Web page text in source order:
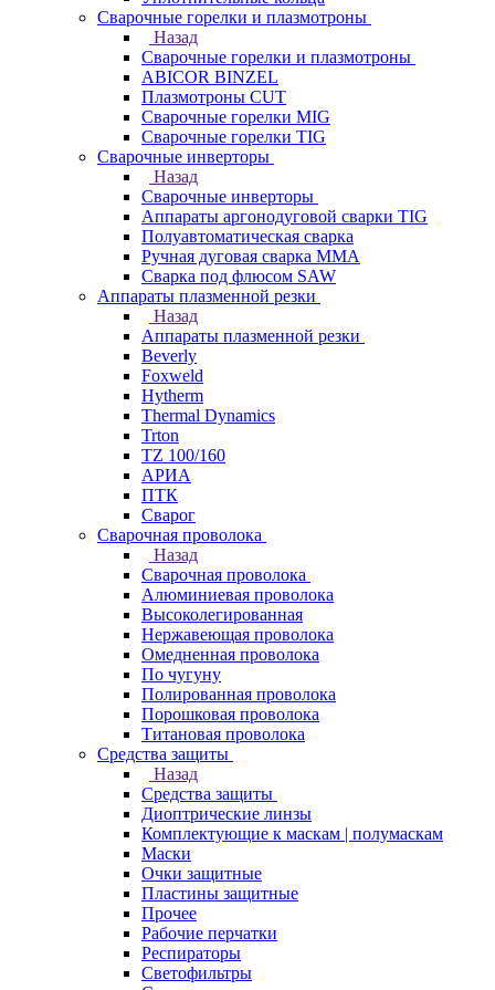
Сварочные горелки и плазмотроны
Назад
Сварочные горелки и плазмотроны
ABICOR BINZEL
Плазмотроны CUT
Сварочные горелки MIG
Сварочные горелки TIG
Сварочные инверторы
Назад
Сварочные инверторы
Аппараты аргонодуговой сварки TIG
Полуавтоматическая сварка
Ручная дуговая сварка MMA
Сварка под флюсом SAW
Аппараты плазменной резки
Назад
Аппараты плазменной резки
Beverly
Foxweld
Hytherm
Thermal Dynamics
Trton
TZ 100/160
АРИА
ПТК
Сварог
Сварочная проволока
Назад
Сварочная проволока
Алюминиевая проволока
Высоколегированная
Нержавеющая проволока
Омедненная проволока
По чугуну
Полированная проволока
Порошковая проволока
Титановая проволока
Средства защиты
Назад
Средства защиты
Диоптрические линзы
Комплектующие к маскам | полумаскам
Маски
Очки защитные
Пластины защитные
Прочее
Рабочие перчатки
Респираторы
Светофильтры